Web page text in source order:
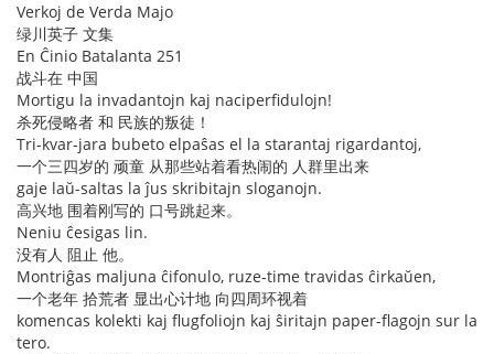
Verkoj de Verda Majo
绿川英子 文集
En Ĉinio Batalanta 251
战斗在 中国
Mortigu la invadantojn kaj naciperfidulojn!
杀死侵略者 和 民族的叛徒！
Tri-kvar-jara bubeto elpaŝas el la starantaj rigardantoj,
一个三四岁的 顽童 从那些站着看热闹的 人群里出来
gaje laŭ-saltas la ĵus skribitajn sloganojn.
高兴地 围着刚写的 口号跳起来。
Neniu ĉesigas lin.
没有人 阻止 他。
Montriĝas maljuna ĉifonulo, ruze-time travidas ĉirkaŭen,
一个老年 拾荒者 显出心计地 向四周环视着
komencas kolekti kaj flugfoliojn kaj ŝiritajn paper-flagojn sur la
tero.